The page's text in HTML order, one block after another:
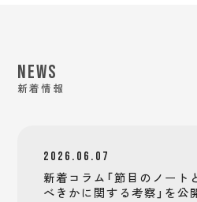
NEWS
新着情報
2026.06.07
新着コラム「節目のノート
べきかに関する考察」を公